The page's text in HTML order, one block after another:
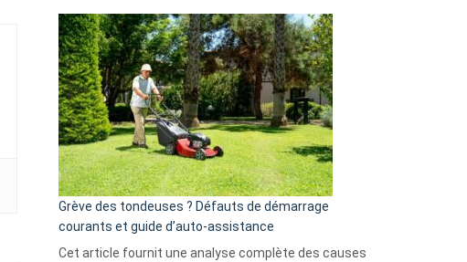
GitHub
choisir
une
caméra
de
surveillance
?
5
avantages
essentiels
de
la
S330
Grève des tondeuses ? Défauts de démarrage
courants et guide d’auto-assistance
Cet article fournit une analyse complète des causes